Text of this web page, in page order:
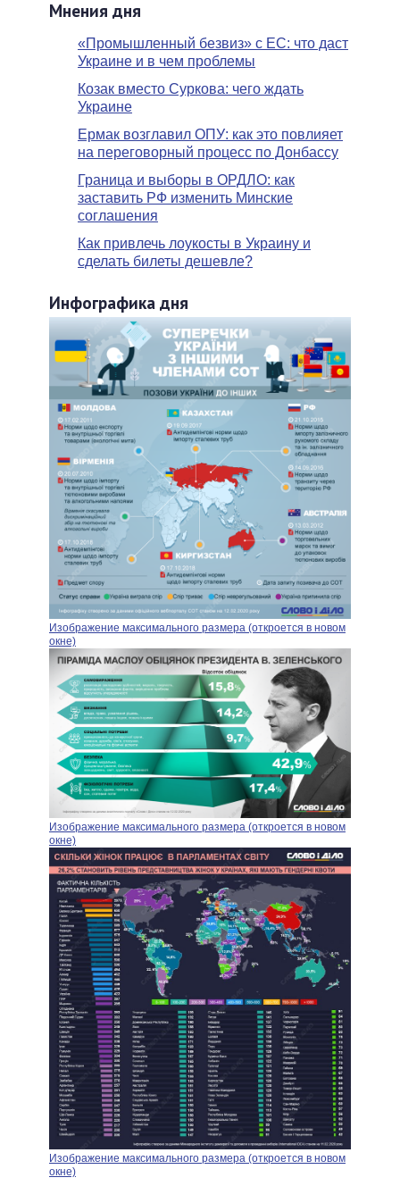
Мнения дня
«Промышленный безвиз» с ЕС: что даст
Украине и в чем проблемы
Козак вместо Суркова: чего ждать
Украине
Ермак возглавил ОПУ: как это повлияет
на переговорный процесс по Донбассу
Граница и выборы в ОРДЛО: как
заставить РФ изменить Минские
соглашения
Как привлечь лоукосты в Украину и
сделать билеты дешевле?
Инфографика дня
Изображение максимального размера (откроется в новом
окне)
Изображение максимального размера (откроется в новом
окне)
Изображение максимального размера (откроется в новом
окне)